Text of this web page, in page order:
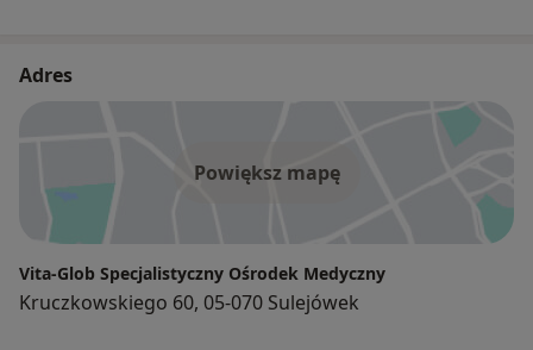
Adres
Powiększ mapę
Vita-Glob Specjalistyczny Ośrodek Medyczny
Kruczkowskiego 60, 05-070 Sulejówek